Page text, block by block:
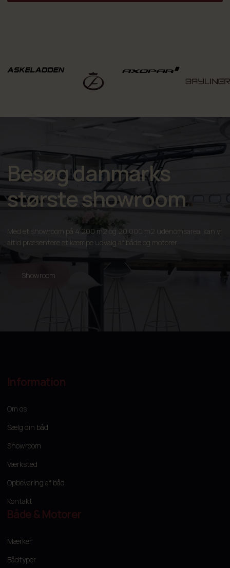
Besøg danmarks
største showroom
Med et showroom på 4.200 m2 og 20.000 m2 udenomsareal kan vi
altid præsentere et kæmpe udvalg af både og motorer.
Showroom
Information
Om os
Sælg din båd
Showroom
Værksted
Opbevaring af båd
Kontakt
Både & Motorer
Mærker
Bådtyper